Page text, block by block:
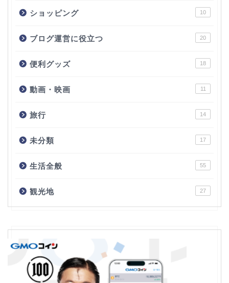
ショッピング 10
ブログ運営に役立つ 20
便利グッズ 18
動画・映画 11
旅行 14
未分類 17
生活全般 55
観光地 27